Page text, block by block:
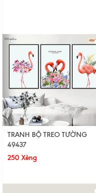
TRANH BỘ TREO TƯỜNG
49437
250 Xèng